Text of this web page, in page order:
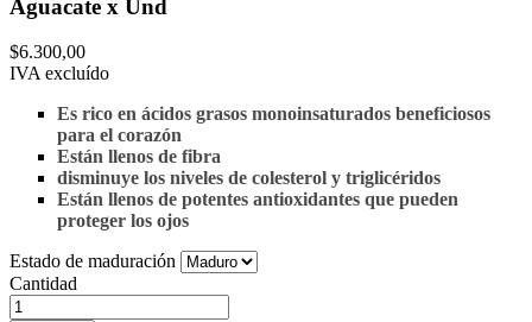
Aguacate x Und
$6.300,00
IVA excluído
Es rico en ácidos grasos monoinsaturados beneficiosos
para el corazón
Están llenos de fibra
disminuye los niveles de colesterol y triglicéridos
Están llenos de potentes antioxidantes que pueden
proteger los ojos
Estado de maduración
Cantidad